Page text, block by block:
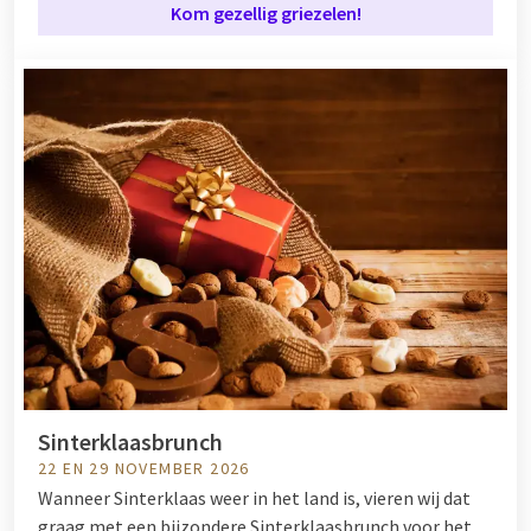
Kom gezellig griezelen!
Sinterklaasbrunch
22 EN 29 NOVEMBER 2026
Wanneer Sinterklaas weer in het land is, vieren wij dat
graag met een bijzondere Sinterklaasbrunch voor het